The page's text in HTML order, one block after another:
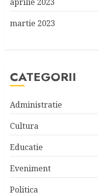
martie 2023
CATEGORII
Administratie
Cultura
Educatie
Eveniment
Politica